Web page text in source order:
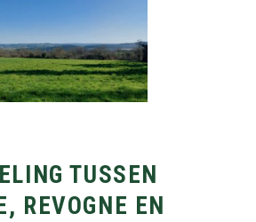
TUSSEN
REVOGNE EN